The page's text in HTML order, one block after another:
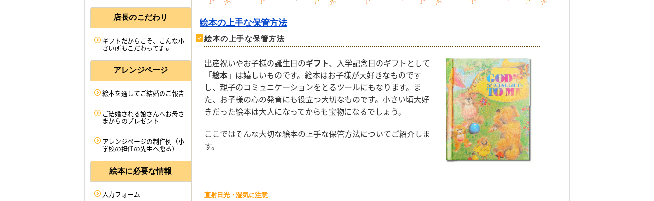
絵本の上手な保管方法
絵本の上手な保管方法
出産祝いやお子様の誕生日のギフト、入学記念日のギフトとして
「絵本」は嬉しいものです。絵本はお子様が大好きなものです
し、親子のコミュニケーションをとるツールにもなります。ま
た、お子様の心の発育にも役立つ大切なものです。小さい頃大好
きだった絵本は大人になってからも宝物になるでしょう。
ここではそんな大切な絵本の上手な保管方法についてご紹介しま
す。
直射日光・湿気に注意
店長のこだわり
ギフトだからこそ、こんな小
さい所もこだわってます
アレンジページ
絵本を通してご結婚のご報告
ご結婚される娘さんへお母さ
まからのプレゼント
アレンジページの制作例（小
学校の担任の先生へ贈る）
絵本に必要な情報
入力フォーム